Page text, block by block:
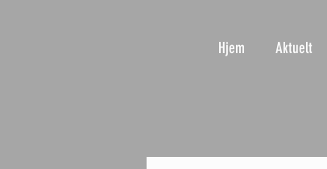
Hjem Aktuelt